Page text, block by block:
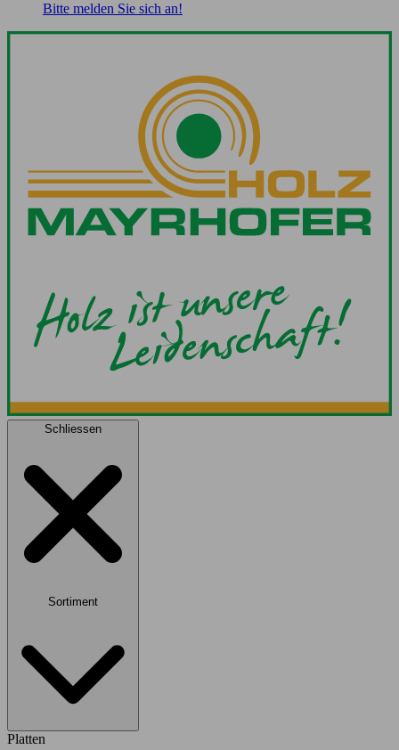
Bitte melden Sie sich an!
Schliessen
Sortiment
Platten